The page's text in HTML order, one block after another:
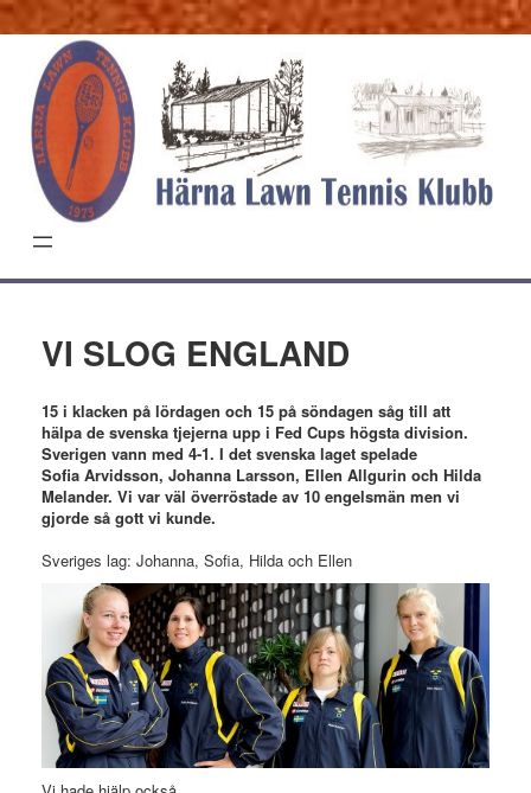
Hoppa
till
VI SLOG ENGLAND
15 i klacken på lördagen och 15 på söndagen såg till att
hälpa de svenska tjejerna upp i Fed Cups högsta division.
Sverigen vann med 4-1. I det svenska laget spelade
Sofia Arvidsson, Johanna Larsson, Ellen Allgurin och Hilda
Melander. Vi var väl överröstade av 10 engelsmän men vi
gjorde så gott vi kunde.
Sveriges lag: Johanna, Sofia, Hilda och Ellen